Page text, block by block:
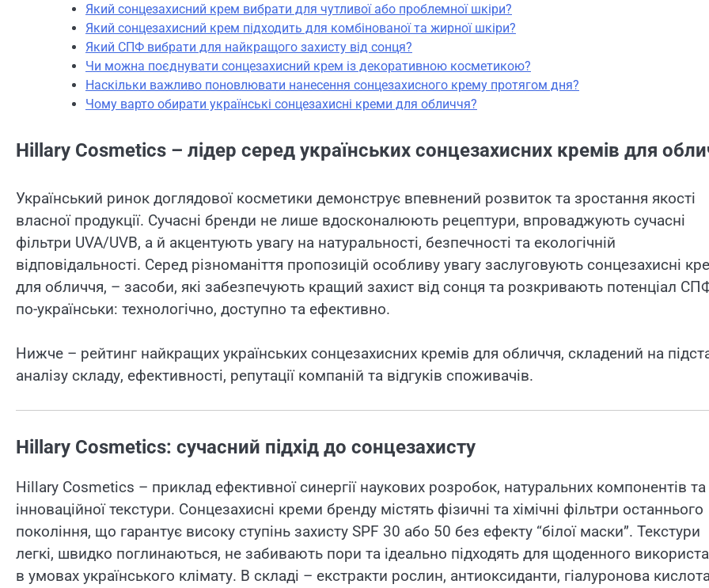
Який сонцезахисний крем вибрати для чутливої або проблемної шкіри?
Який сонцезахисний крем підходить для комбінованої та жирної шкіри?
Який СПФ вибрати для найкращого захисту від сонця?
Чи можна поєднувати сонцезахисний крем із декоративною косметикою?
Наскільки важливо поновлювати нанесення сонцезахисного крему протягом дня?
Чому варто обирати українські сонцезахисні креми для обличчя?
Hillary Cosmetics – лідер серед українських сонцезахисних кремів для
Український ринок доглядової косметики демонструє впевнений розвиток та зростання якості
власної продукції. Сучасні бренди не лише вдосконалюють рецептури, впроваджують сучасні
фільтри UVA/UVB, а й акцентують увагу на натуральності, безпечності та екологічній
відповідальності. Серед різноманіття пропозицій особливу увагу заслуговують сонцезахисні
для обличчя, – засоби, які забезпечують кращий захист від сонця та розкривають потенціал
по-українськи: технологічно, доступно та ефективно.
Нижче – рейтинг найкращих українських сонцезахисних кремів для обличчя, складений на
аналізу складу, ефективності, репутації компаній та відгуків споживачів.
Hillary Cosmetics: сучасний підхід до сонцезахисту
Hillary Cosmetics – приклад ефективної синергії наукових розробок, натуральних компонентів та
інноваційної текстури. Сонцезахисні креми бренду містять фізичні та хімічні фільтри останнього
покоління, що гарантує високу ступінь захисту SPF 30 або 50 без ефекту “білої маски”. Текстури
легкі, швидко поглинаються, не забивають пори та ідеально підходять для щоденного
в умовах українського клімату. В складі – екстракти рослин, антиоксиданти, гіалуронова